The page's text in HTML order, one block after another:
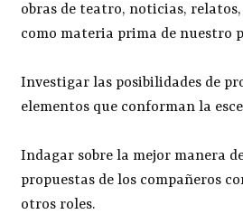
obras de teatro, noticias,
como materia prima de nuestro
Investigar las posibilidades de
elementos que conforman la
Indagar sobre la mejor manera
propuestas de los compañeros
otros roles.